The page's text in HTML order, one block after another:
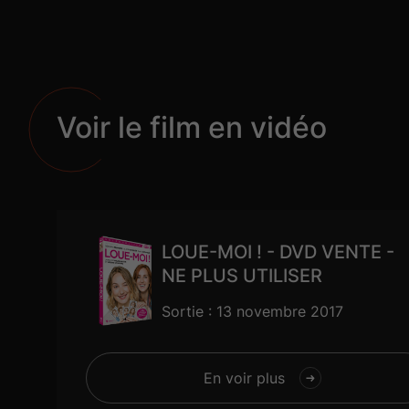
Voir le film en vidéo
LOUE-MOI ! - DVD VENTE -
NE PLUS UTILISER
Sortie : 13 novembre 2017
En voir plus